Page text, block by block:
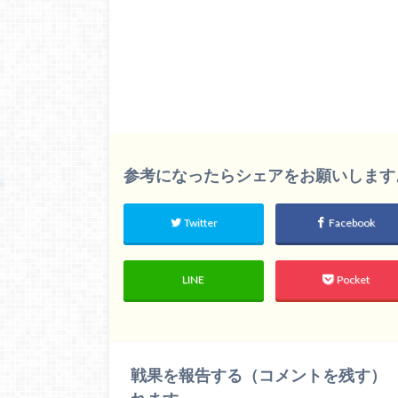
参考になったらシェアをお願いします
Twitter Facebook
LINE Pocket
戦果を報告する（コメントを残す